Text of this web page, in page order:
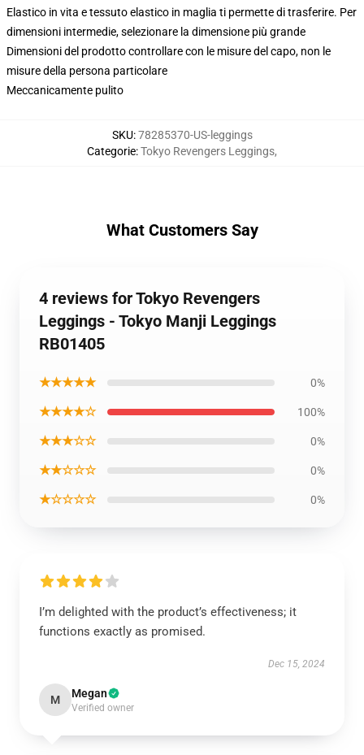
Elastico in vita e tessuto elastico in maglia ti permette di trasferire. Per
dimensioni intermedie, selezionare la dimensione più grande
Dimensioni del prodotto controllare con le misure del capo, non le
misure della persona particolare
Meccanicamente pulito
SKU:78285370-US-leggings
Categorie:Tokyo Revengers Leggings,
What Customers Say
4 reviews for Tokyo Revengers
Leggings - Tokyo Manji Leggings
RB01405
★★★★★ 0%
★★★★☆ 100%
★★★☆☆ 0%
★★☆☆☆ 0%
★☆☆☆☆ 0%
I’m delighted with the product’s effectiveness; it
functions exactly as promised.
Dec 15, 2024
M Megan
Verified owner